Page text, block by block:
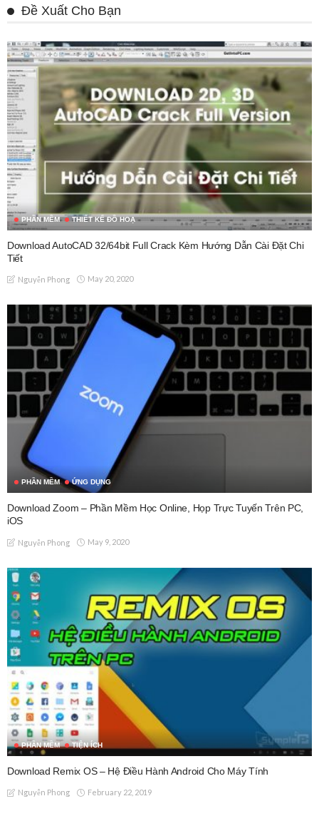
Đề Xuất Cho Bạn
PHẦN MỀM THIẾT KẾ ĐỒ HOẠ
Download AutoCAD 32/64bit Full Crack Kèm Hướng Dẫn Cài Đặt Chi
Tiết
Nguyễn Phong May 20, 2020
PHẦN MỀM ỨNG DỤNG
Download Zoom – Phần Mềm Học Online, Họp Trực Tuyến Trên PC,
iOS
Nguyễn Phong May 9, 2020
PHẦN MỀM TIỆN ÍCH
Download Remix OS – Hệ Điều Hành Android Cho Máy Tính
Nguyễn Phong February 22, 2019